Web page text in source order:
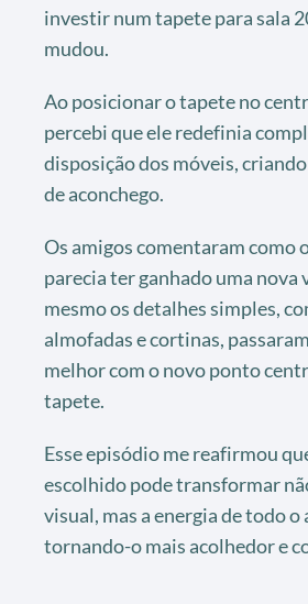
investir num tapete para sala
mudou.
Ao posicionar o tapete no
percebi que ele redefinia
disposição dos móveis,
de aconchego.
Os amigos comentaram como
parecia ter ganhado uma nova
mesmo os detalhes simples,
almofadas e cortinas,
melhor com o novo ponto
tapete.
Esse episódio me reafirmou
escolhido pode transformar
visual, mas a energia de todo o
tornando-o mais acolhedor e